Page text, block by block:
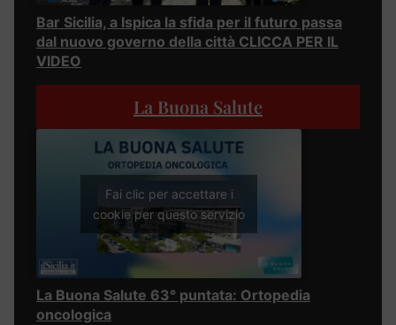
Bar Sicilia, a Ispica la sfida per il futuro passa
dal nuovo governo della città CLICCA PER IL
VIDEO
La Buona Salute
Fai clic per accettare i
cookie per questo servizio
La Buona Salute 63° puntata: Ortopedia
oncologica